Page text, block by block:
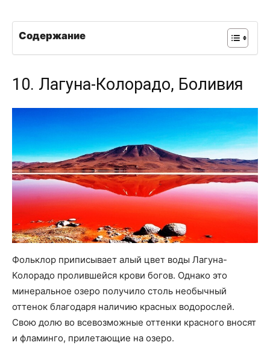
Содержание
10. Лагуна-Колорадо, Боливия
Фольклор приписывает алый цвет воды Лагуна-
Колорадо пролившейся крови богов. Однако это
минеральное озеро получило столь необычный
оттенок благодаря наличию красных водорослей.
Свою долю во всевозможные оттенки красного вносят
и фламинго, прилетающие на озеро.